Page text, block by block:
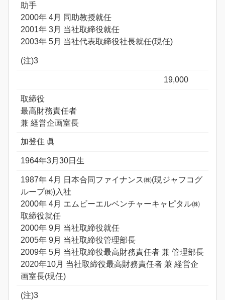
助手
2000年 4月 同助教授就任
2001年 3月 当社取締役就任
2003年 5月 当社代表取締役社長就任(現任)
(注)3
19,000
取締役
最高財務責任者
兼 経営企画室長
加登住 眞
1964年3月30日生
1987年 4月 日本合同ファイナンス㈱(現ジャフコグ
ループ㈱)入社
2000年 4月 エムビーエルベンチャーキャピタル㈱
取締役就任
2000年 9月 当社取締役就任
2005年 9月 当社取締役管理部長
2009年 5月 当社取締役最高財務責任者 兼 管理部長
2020年10月 当社取締役最高財務責任者 兼 経営企
画室長(現任)
(注)3